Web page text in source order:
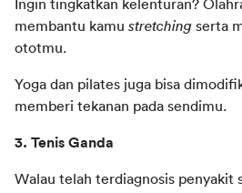
Ingin tingkatkan kelenturan?
membantu kamu stretching serta
ototmu.
Yoga dan pilates juga bisa
memberi tekanan pada sendimu.
3. Tenis Ganda
Walau telah terdiagnosis penyakit